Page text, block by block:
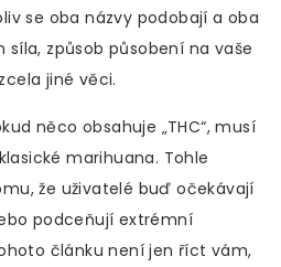
se oba názvy podobají a oba
síla, způsob působení na vaše
jiné věci.
něco obsahuje „THC“, musí
marihuana. Tohle
že uživatelé buď očekávají
podceňují extrémní
článku není jen říct vám,